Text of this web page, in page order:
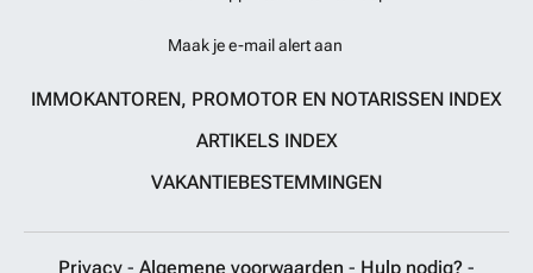
Maak je e-mail alert aan
IMMOKANTOREN, PROMOTOR EN NOTARISSEN INDEX
ARTIKELS INDEX
VAKANTIEBESTEMMINGEN
Privacy - Algemene voorwaarden - Hulp nodig? -